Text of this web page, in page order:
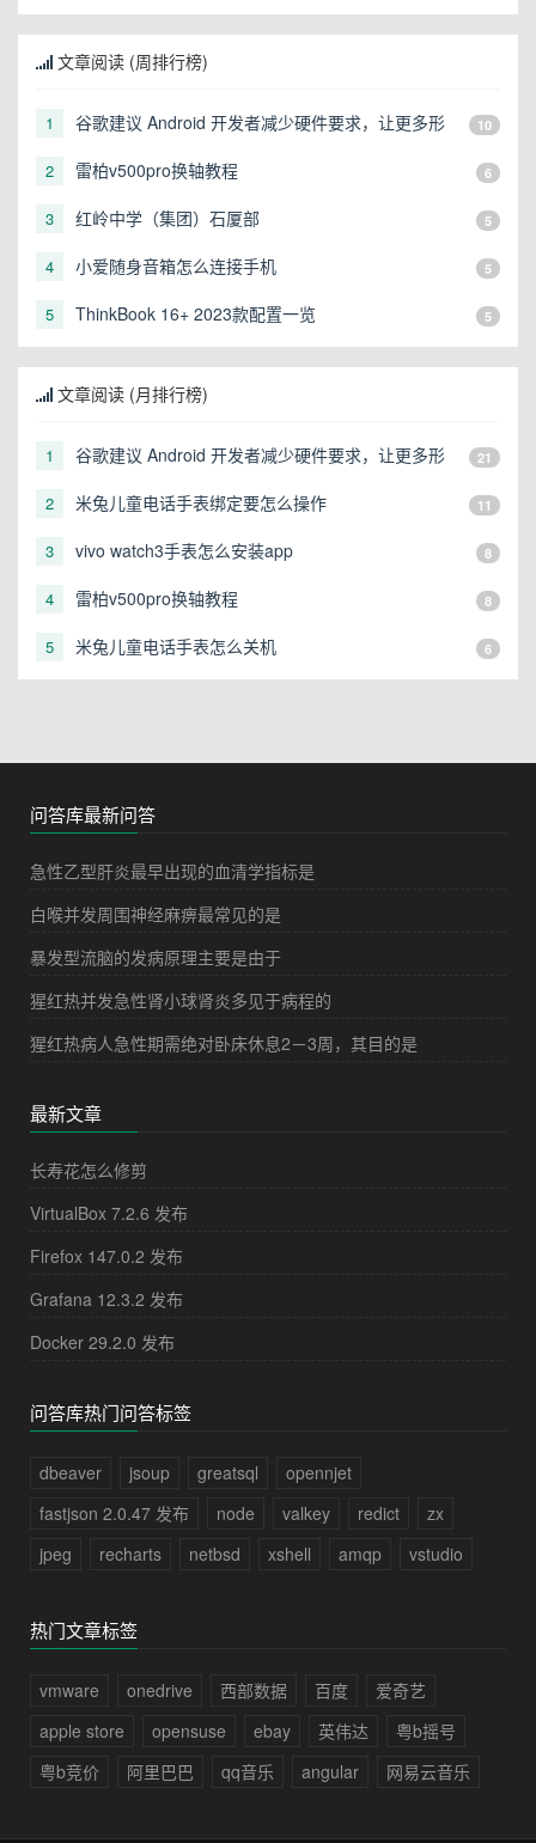
文章阅读 (周排行榜)
1
谷歌建议 Android 开发者减少硬件要求，让更多形
10
2 雷柏v500pro换轴教程 6
3 红岭中学（集团）石厦部 5
4 小爱随身音箱怎么连接手机 5
5 ThinkBook 16+ 2023款配置一览 5
文章阅读 (月排行榜)
1
谷歌建议 Android 开发者减少硬件要求，让更多形
21
2 米兔儿童电话手表绑定要怎么操作 11
3 vivo watch3手表怎么安装app 8
4 雷柏v500pro换轴教程 8
5 米兔儿童电话手表怎么关机 6
问答库最新问答
急性乙型肝炎最早出现的血清学指标是
白喉并发周围神经麻痹最常见的是
暴发型流脑的发病原理主要是由于
猩红热并发急性肾小球肾炎多见于病程的
猩红热病人急性期需绝对卧床休息2－3周，其目的是
最新文章
长寿花怎么修剪
VirtualBox 7.2.6 发布
Firefox 147.0.2 发布
Grafana 12.3.2 发布
Docker 29.2.0 发布
问答库热门问答标签
dbeaver jsoup greatsql
opennjet
fastjson 2.0.47 发布
node valkey redict
zx
jpeg
recharts netbsd xshell amqp vstudio
热门文章标签
vmware onedrive 西部数据 百度
爱奇艺
apple store
opensuse ebay 英伟达
粤b摇号
粤b竞价
阿里巴巴 qq音乐 angular 网易云音乐